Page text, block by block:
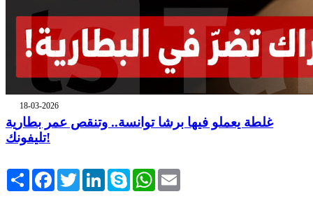
18-03-2026
غلطة يعملو فيها برشا توانسة.. وتنقص عمر بطارية
تليفونك!
Share FacebookTwitterLinkedInSkype WhatsApp